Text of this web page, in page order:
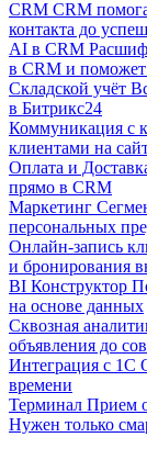
CRM CRM
контакта до
AI в CRM
в CRM и поможет
Складской учёт
в Битрикс24
Коммуникация с
клиентами на
Оплата и
прямо в CRM
Маркетинг
персональных
Онлайн-запись
и бронирования
BI Конструктор
на основе данных
Сквозная
объявления до
Интеграция с 1С
времени
Терминал Прием
Нужен только